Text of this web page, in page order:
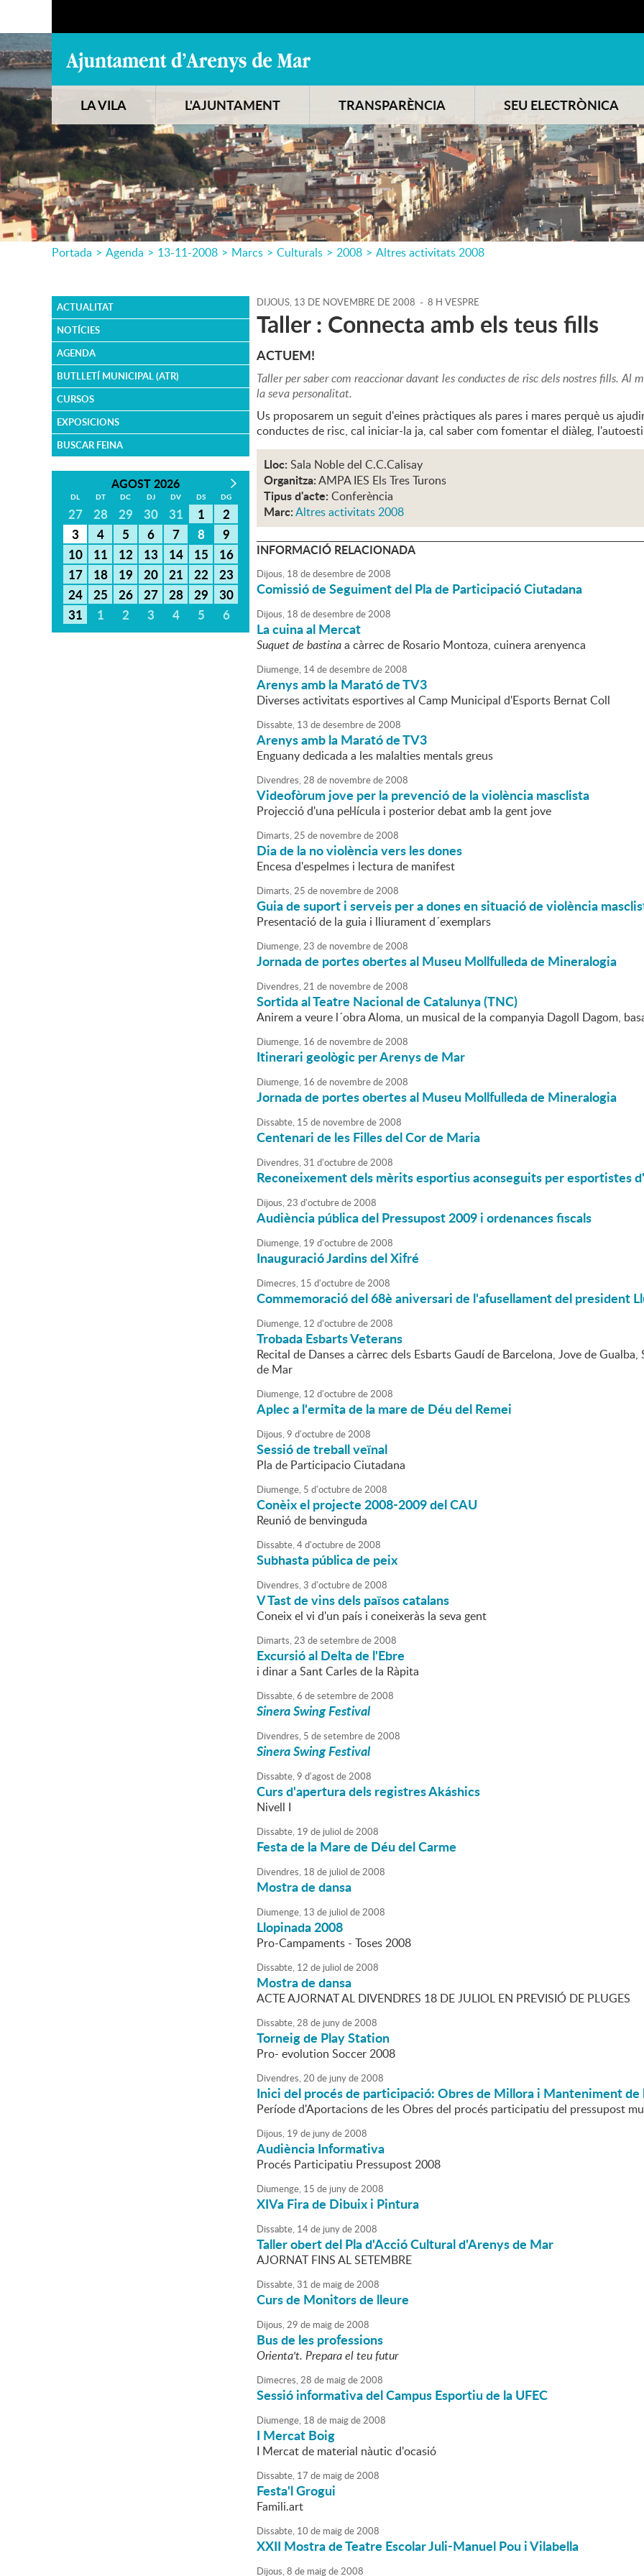
LA VILA L'AJUNTAMENT TRANSPARÈNCIA SEU ELECTRÒNICA
Portada > Agenda > 13-11-2008 > Marcs > Culturals > 2008 > Altres activitats 2008
ACTUALITAT
NOTÍCIES
AGENDA
BUTLLETÍ MUNICIPAL (ATR)
CURSOS
EXPOSICIONS
BUSCAR FEINA
AGOST 2026
DL DT DC DJ DV DS DG
27 28 29 30 31 1
2
3
4 5 6 7 8
9
10
11 12 13 14 15
16
17
18 19 20 21 22
23
24
25 26 27 28 29
30
31
1 2 3 4 5 6
DIJOUS, 13 DE NOVEMBRE DE 2008 - 8 H VESPRE
Taller : Connecta amb els teus fills
ACTUEM!
Taller per saber com reaccionar davant les conductes de risc dels nostres fills.
la seva personalitat.
Us proposarem un seguit d'eines pràctiques als pares i mares perquè us
conductes de risc, cal iniciar-la ja, cal saber com fomentar el diàleg,
Lloc: Sala Noble del C.C.Calisay
Organitza:AMPA IES Els Tres Turons
Tipus d'acte: Conferència
Marc:Altres activitats 2008
INFORMACIÓ RELACIONADA
Dijous, 18 dedesembrede2008
Comissió de Seguiment del Pla de Participació Ciutadana
Dijous, 18 dedesembrede2008
La cuina al Mercat
Suquet de bastinaa càrrec de Rosario Montoza, cuinera arenyenca
Diumenge, 14dedesembrede2008
Arenys amb la Marató de TV3
Diverses activitats esportives al Camp Municipal d'Esports Bernat Coll
Dissabte, 13 dedesembrede2008
Arenys amb la Marató de TV3
Enguany dedicada a les malalties mentals greus
Divendres,28 de novembrede2008
Videofòrum jove per la prevenció de la violència masclista
Projecció d'una pel·lícula i posterior debat amb la gent jove
Dimarts,25 de novembrede2008
Dia de la no violència vers les dones
Encesa d'espelmes i lectura de manifest
Dimarts,25 de novembrede2008
Guia de suport i serveis per a dones en situació de violència
Presentació de la guia i lliurament d´exemplars
Diumenge,23 de novembrede2008
Jornada de portes obertes al Museu Mollfulleda de Mineralogia
Divendres,21 de novembrede2008
Sortida al Teatre Nacional de Catalunya (TNC)
Anirem a veure l´obra Aloma, un musical de la companyia Dagoll Dagom,
Diumenge, 16 de novembrede2008
Itinerari geològic per Arenys de Mar
Diumenge, 16 de novembrede2008
Jornada de portes obertes al Museu Mollfulleda de Mineralogia
Dissabte, 15 de novembrede2008
Centenari de les Filles del Cor de Maria
Divendres,31 d'octubrede2008
Reconeixement dels mèrits esportius aconseguits per esportistes
Dijous,23 d'octubrede2008
Audiència pública del Pressupost 2009 i ordenances fiscals
Diumenge, 19 d'octubrede2008
Inauguració Jardins del Xifré
Dimecres, 15 d'octubrede2008
Commemoració del 68è aniversari de l'afusellament del president
Diumenge, 12 d'octubrede2008
Trobada Esbarts Veterans
Recital de Danses a càrrec dels Esbarts Gaudí de Barcelona, Jove de
de Mar
Diumenge, 12 d'octubrede2008
Aplec a l'ermita de la mare de Déu del Remei
Dijous,9 d'octubrede2008
Sessió de treball veïnal
Pla de Participacio Ciutadana
Diumenge, 5 d'octubrede2008
Conèix el projecte 2008-2009 del CAU
Reunió de benvinguda
Dissabte,4d'octubrede2008
Subhasta pública de peix
Divendres,3 d'octubrede2008
V Tast de vins dels països catalans
Coneix el vi d'un país i coneixeràs la seva gent
Dimarts,23 desetembrede2008
Excursió al Delta de l'Ebre
i dinar a Sant Carles de la Ràpita
Dissabte,6 desetembrede2008
Sinera Swing Festival
Divendres, 5 desetembrede2008
Sinera Swing Festival
Dissabte,9 d'agostde2008
Curs d'apertura dels registres Akáshics
Nivell I
Dissabte, 19 de juliol de2008
Festa de la Mare de Déu del Carme
Divendres, 18 de juliol de2008
Mostra de dansa
Diumenge, 13 de juliol de2008
Llopinada 2008
Pro-Campaments - Toses 2008
Dissabte, 12 de juliol de2008
Mostra de dansa
ACTE AJORNAT AL DIVENDRES 18 DE JULIOL EN PREVISIÓ DE PLUGES
Dissabte,28 de junyde2008
Torneig de Play Station
Pro- evolution Soccer 2008
Divendres,20 de junyde2008
Inici del procés de participació: Obres de Millora i Manteniment
Període d'Aportacions de les Obres del procés participatiu del pressupost
Dijous, 19 de junyde2008
Audiència Informativa
Procés Participatiu Pressupost 2008
Diumenge, 15 de junyde2008
XIVa Fira de Dibuix i Pintura
Dissabte, 14de junyde2008
Taller obert del Pla d'Acció Cultural d'Arenys de Mar
AJORNAT FINS AL SETEMBRE
Dissabte,31 de maigde2008
Curs de Monitors de lleure
Dijous,29 de maigde2008
Bus de les professions
Orienta't. Prepara el teu futur
Dimecres,28 de maigde2008
Sessió informativa del Campus Esportiu de la UFEC
Diumenge, 18 de maigde2008
I Mercat Boig
I Mercat de material nàutic d'ocasió
Dissabte, 17 de maigde2008
Festa'l Grogui
Famili.art
Dissabte, 10 de maigde2008
XXII Mostra de Teatre Escolar Juli-Manuel Pou i Vilabella
Dijous,8 de maigde2008